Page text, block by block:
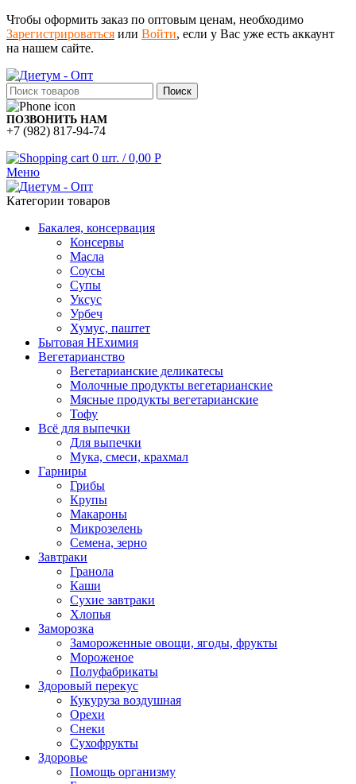
Чтобы оформить заказ по оптовым ценам, необходимо
Зарегистрироваться или Войти, если у Вас уже есть аккаунт
на нашем сайте.
Поиск
ПОЗВОНИТЬ НАМ
+7 (982) 817-94-74
0 шт. / 0,00 Р
Меню
Категории товаров
Бакалея, консервация
Консервы
Масла
Соусы
Супы
Уксус
Урбеч
Хумус, паштет
Бытовая НЕхимия
Вегетарианство
Вегетарианские деликатесы
Молочные продукты вегетарианские
Мясные продукты вегетарианские
Тофу
Всё для выпечки
Для выпечки
Мука, смеси, крахмал
Гарниры
Грибы
Крупы
Макароны
Микрозелень
Семена, зерно
Завтраки
Гранола
Каши
Сухие завтраки
Хлопья
Заморозка
Замороженные овощи, ягоды, фрукты
Мороженое
Полуфабрикаты
Здоровый перекус
Кукуруза воздушная
Орехи
Снеки
Сухофрукты
Здоровье
Помощь организму